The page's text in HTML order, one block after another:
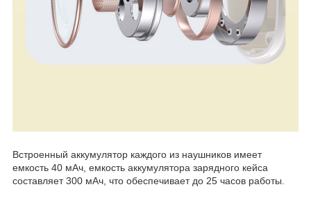
Встроенный аккумулятор каждого из наушников имеет
емкость 40 мАч, емкость аккумулятора зарядного кейса
составляет 300 мАч, что обеспечивает до 25 часов работы.